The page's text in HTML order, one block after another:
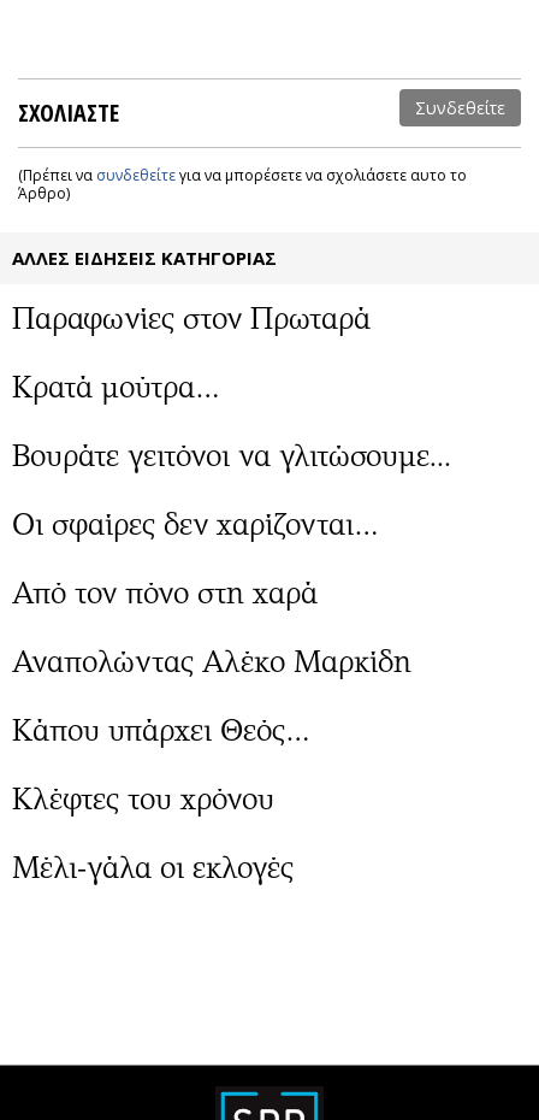
ΣΧΟΛΙΑΣΤΕ Συνδεθείτε
(Πρέπει να συνδεθείτεγια να μπορέσετε να σχολιάσετε αυτο το
Άρθρο)
ΑΛΛΕΣ ΕΙΔΗΣΕΙΣ ΚΑΤΗΓΟΡΙΑΣ
Παραφωνίες στον Πρωταρά
Κρατά μούτρα…
Βουράτε γειτόνοι να γλιτώσουμε...
Οι σφαίρες δεν χαρίζονται…
Από τον πόνο στη χαρά
Αναπολώντας Αλέκο Μαρκίδη
Κάπου υπάρχει Θεός…
Κλέφτες του χρόνου
Μέλι-γάλα οι εκλογές